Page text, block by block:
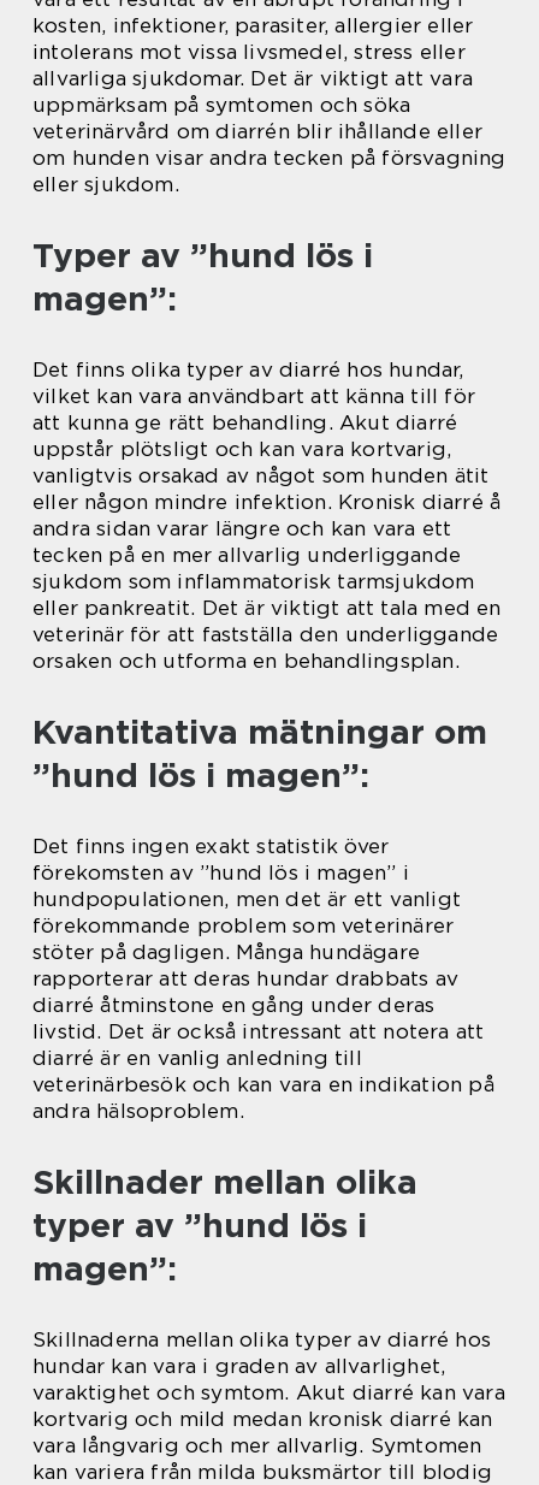
kosten, infektioner, parasiter, allergier eller
intolerans mot vissa livsmedel, stress eller
allvarliga sjukdomar. Det är viktigt att vara
uppmärksam på symtomen och söka
veterinärvård om diarrén blir ihållande eller
om hunden visar andra tecken på försvagning
eller sjukdom.
Typer av ”hund lös i
magen”:
Det finns olika typer av diarré hos hundar,
vilket kan vara användbart att känna till för
att kunna ge rätt behandling. Akut diarré
uppstår plötsligt och kan vara kortvarig,
vanligtvis orsakad av något som hunden ätit
eller någon mindre infektion. Kronisk diarré å
andra sidan varar längre och kan vara ett
tecken på en mer allvarlig underliggande
sjukdom som inflammatorisk tarmsjukdom
eller pankreatit. Det är viktigt att tala med en
veterinär för att fastställa den underliggande
orsaken och utforma en behandlingsplan.
Kvantitativa mätningar om
”hund lös i magen”:
Det finns ingen exakt statistik över
förekomsten av ”hund lös i magen” i
hundpopulationen, men det är ett vanligt
förekommande problem som veterinärer
stöter på dagligen. Många hundägare
rapporterar att deras hundar drabbats av
diarré åtminstone en gång under deras
livstid. Det är också intressant att notera att
diarré är en vanlig anledning till
veterinärbesök och kan vara en indikation på
andra hälsoproblem.
Skillnader mellan olika
typer av ”hund lös i
magen”:
Skillnaderna mellan olika typer av diarré hos
hundar kan vara i graden av allvarlighet,
varaktighet och symtom. Akut diarré kan vara
kortvarig och mild medan kronisk diarré kan
vara långvarig och mer allvarlig. Symtomen
kan variera från milda buksmärtor till blodig